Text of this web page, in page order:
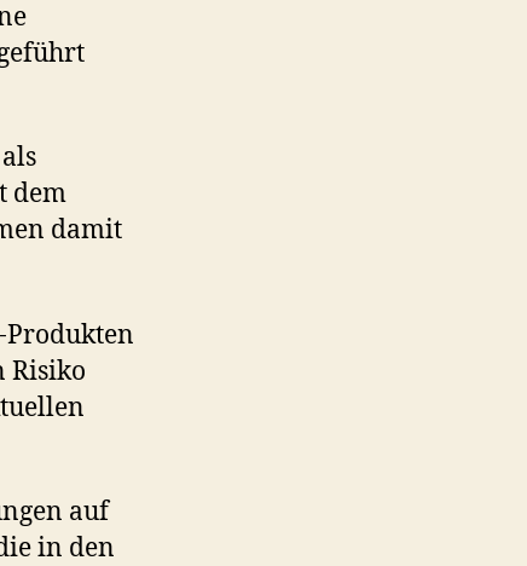
dem
damit
Produkten
Risiko
auf
in den